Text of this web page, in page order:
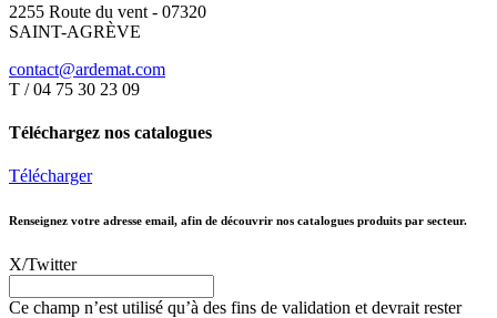
2255 Route du vent - 07320
SAINT-AGRÈVE
contact@ardemat.com
T / 04 75 30 23 09
Téléchargez nos catalogues
Télécharger
Renseignez votre adresse email, afin de découvrir nos catalogues produits par secteur.
X/Twitter
Ce champ n’est utilisé qu’à des fins de validation et devrait rester